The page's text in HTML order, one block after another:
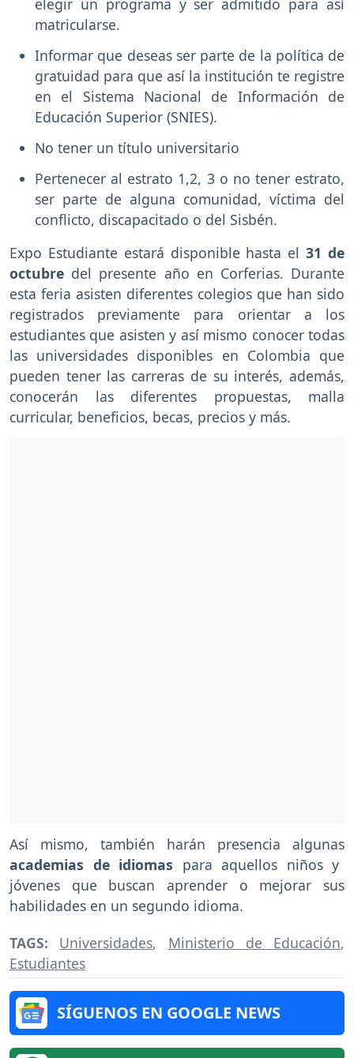
elegir un programa y ser admitido para así
matricularse.
Informar que deseas ser parte de la política de
gratuidad para que así la institución te registre
en el Sistema Nacional de Información de
Educación Superior (SNIES).
No tener un título universitario
Pertenecer al estrato 1,2, 3 o no tener estrato,
ser parte de alguna comunidad, víctima del
conflicto, discapacitado o del Sisbén.
Expo Estudiante estará disponible hasta el 31 de
octubre del presente año en Corferias. Durante
esta feria asisten diferentes colegios que han sido
registrados previamente para orientar a los
estudiantes que asisten y así mismo conocer todas
las universidades disponibles en Colombia que
pueden tener las carreras de su interés, además,
conocerán las diferentes propuestas, malla
curricular, beneficios, becas, precios y más.
Así mismo, también harán presencia algunas
academias de idiomas para aquellos niños y
jóvenes que buscan aprender o mejorar sus
habilidades en un segundo idioma.
TAGS: Universidades, Ministerio de Educación,
Estudiantes
SÍGUENOS EN GOOGLE NEWS